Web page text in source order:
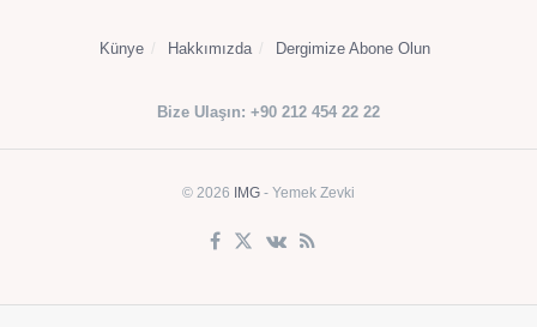
Künye Hakkımızda Dergimize Abone Olun
Bize Ulaşın: +90 212 454 22 22
© 2026 IMG - Yemek Zevki